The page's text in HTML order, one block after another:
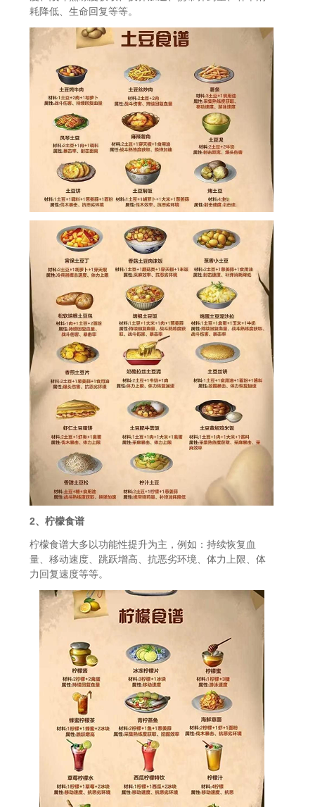
耗降低、生命回复等等。
2、柠檬食谱
柠檬食谱大多以功能性提升为主，例如：持续恢复血
量、移动速度、跳跃增高、抗恶劣环境、体力上限、体
力回复速度等等。